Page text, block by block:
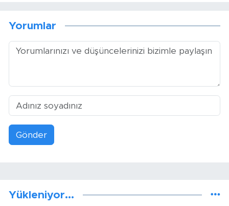
Yorumlar
Gönder
Yükleniyor...